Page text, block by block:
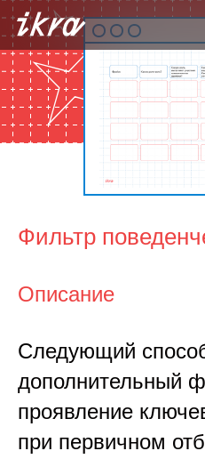
Фильтр
Описание
Следующий
дополнительный
проявление
при первичном